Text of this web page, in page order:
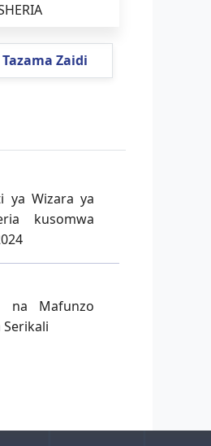
Tazama Zaidi
ya Wizara ya
kusomwa
na Mafunzo